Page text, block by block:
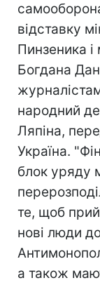
відставку
Пинзеника і
Богдана
народний
Ляпіна,
Україна.
блок уряду
те, щоб
нові люди
а також